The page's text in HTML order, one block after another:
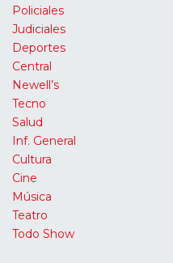
Policiales
Judiciales
Deportes
Central
Newell’s
Tecno
Salud
Inf. General
Cultura
Cine
Música
Teatro
Todo Show